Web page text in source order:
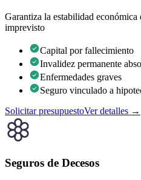
Garantiza la estabilidad
imprevisto
Capital por fallecimiento
Invalidez permanente
Enfermedades graves
Seguro vinculado a
Solicitar presupuestoVer detalles →
Seguros de Decesos